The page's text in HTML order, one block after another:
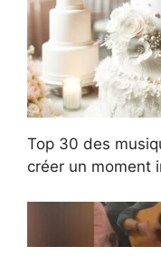
Top 30 des
créer un moment